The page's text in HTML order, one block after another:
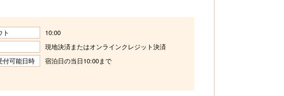
ト
10:00
現地決済またはオンラインクレジット決済
付可能日時
宿泊日の当日10:00まで